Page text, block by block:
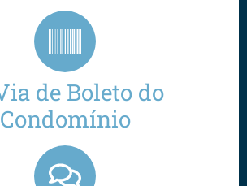
de Boleto do
Condomínio